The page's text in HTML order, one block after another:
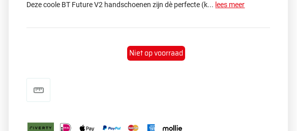
Deze coole BT Future V2 handschoenen zijn dè perfecte (k... lees meer
Niet op voorraad